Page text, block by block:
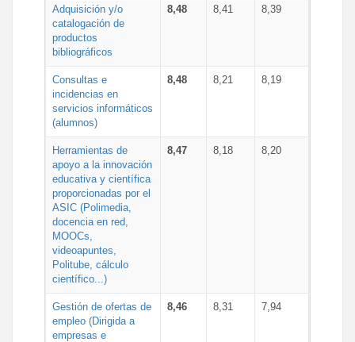
Adquisición y/o
catalogación de
productos
bibliográficos
8,48 8,41 8,39
Consultas e
incidencias en
servicios informáticos
(alumnos)
8,48 8,21 8,19
Herramientas de
apoyo a la innovación
educativa y científica
proporcionadas por el
ASIC (Polimedia,
docencia en red,
MOOCs,
videoapuntes,
Politube, cálculo
científico...)
8,47 8,18 8,20
Gestión de ofertas de
empleo (Dirigida a
empresas e
8,46 8,31 7,94